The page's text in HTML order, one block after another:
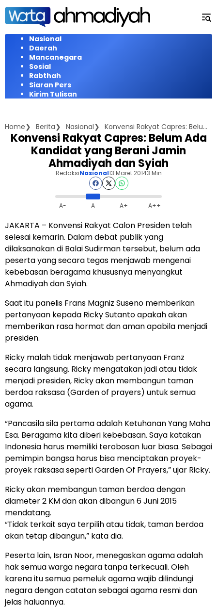
Langsung
konten
Nasional
Daerah
Mancanegara
Sosial
Rabthah
Siaran Pers
Kirim Tulisan
Home Berita Nasional Konvensi Rakyat Capres: Belum Ada Kandidat yang Berani Jamin Ahmadiyah dan Syiah
Konvensi Rakyat Capres: Belum Ada
Kandidat yang Berani Jamin
Ahmadiyah dan Syiah
RedaksiNasional13 Maret 20143 Min
A- A A+ A++
JAKARTA – Konvensi Rakyat Calon Presiden telah
selesai kemarin. Dalam debat publik yang
dilaksanakan di Balai Sudirman tersebut, belum ada
peserta yang secara tegas menjawab mengenai
kebebasan beragama khususnya menyangkut
Ahmadiyah dan Syiah.
Saat itu panelis Frans Magniz Suseno memberikan
pertanyaan kepada Ricky Sutanto apakah akan
memberikan rasa hormat dan aman apabila menjadi
presiden.
Ricky malah tidak menjawab pertanyaan Franz
secara langsung. Ricky mengatakan jadi atau tidak
menjadi presiden, Ricky akan membangun taman
berdoa raksasa (Garden of prayers) untuk semua
agama.
“Pancasila sila pertama adalah Ketuhanan Yang Maha
Esa. Beragama kita diberi kebebasan. Saya katakan
Indonesia harus memiliki terobosan luar biasa. Sebagai
pemimpin bangsa harus bisa menciptakan proyek-
proyek raksasa seperti Garden Of Prayers,” ujar Ricky.
Ricky akan membangun taman berdoa dengan
diameter 2 KM dan akan dibangun 6 Juni 2015
mendatang.
“Tidak terkait saya terpilih atau tidak, taman berdoa
akan tetap dibangun,” kata dia.
Peserta lain, Isran Noor, menegaskan agama adalah
hak semua warga negara tanpa terkecuali. Oleh
karena itu semua pemeluk agama wajib dilindungi
negara dengan catatan sebagai agama resmi dan
jelas haluannya.